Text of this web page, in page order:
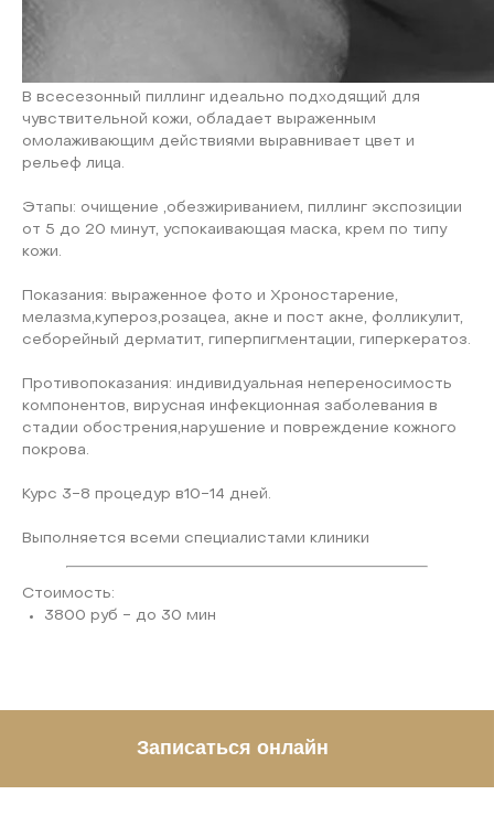
В всесезонный пиллинг идеально подходящий для
чувствительной кожи, обладает выраженным
омолаживающим действиями выравнивает цвет и
рельеф лица.
Этапы: очищение ,обезжириванием, пиллинг экспозиции
от 5 до 20 минут, успокаивающая маска, крем по типу
кожи.
Показания: выраженное фото и Хроностарение,
мелазма,купероз,розацеа, акне и пост акне, фолликулит,
себорейный дерматит, гиперпигментации, гиперкератоз.
Противопоказания: индивидуальная непереносимость
компонентов, вирусная инфекционная заболевания в
стадии обострения,нарушение и повреждение кожного
покрова.
Курс 3-8 процедур в10-14 дней.
Выполняется всеми специалистами клиники
Стоимость:
3800 руб - до 30 мин
Записаться онлайн